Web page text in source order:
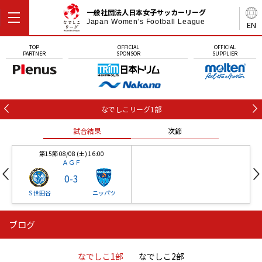
EN
一般社団法人日本女子サッカーリーグ
Japan Women's Football League
TOP
PARTNER
OFFICIAL
SPONSOR
OFFICIAL
SUPPLIER
なでしこリーグ1部
試合結果 次節
第15節 08/08 (土) 16:00
ＡＧＦ
Ｓ世田谷
0-3
ニッパツ
ニッパツ 石人の星
ブログ
なでしこ1部 なでしこ2部